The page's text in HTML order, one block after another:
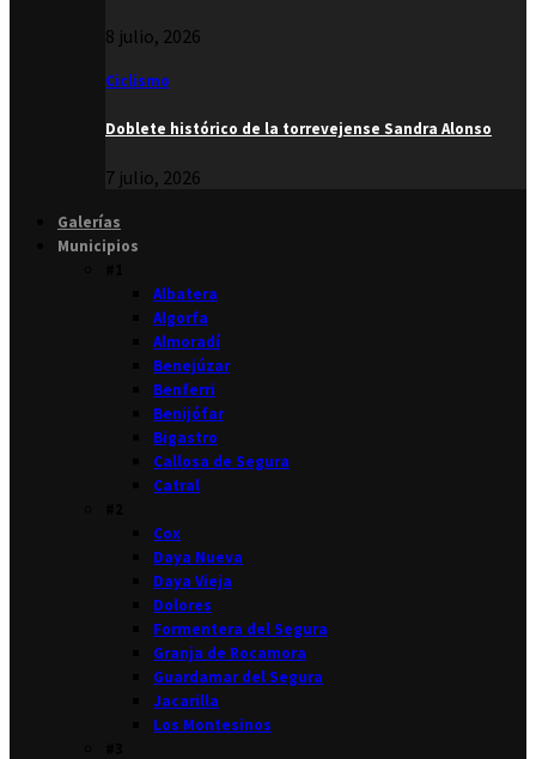
8 julio, 2026
Ciclismo
Doblete histórico de la torrevejense Sandra Alonso
7 julio, 2026
Galerías
Municipios
Albatera
Algorfa
Almoradí
Benejúzar
Benferri
Benijófar
Bigastro
Callosa de Segura
Catral
Cox
Daya Nueva
Daya Vieja
Dolores
Formentera del Segura
Granja de Rocamora
Guardamar del Segura
Jacarilla
Los Montesinos